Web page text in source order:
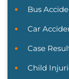
Bus
Car
Case
Child